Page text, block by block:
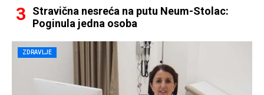
Stravična nesreća na putu Neum-Stolac:
Poginula jedna osoba
ZDRAVLJE